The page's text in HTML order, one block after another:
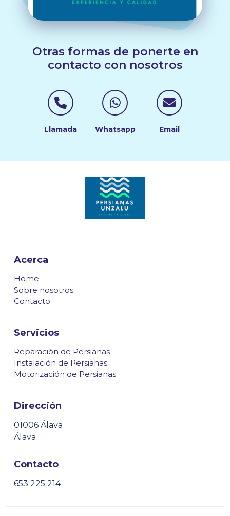
Otras formas de ponerte en
contacto con nosotros
Contactar por
Llamada
Contactar
Whatsapp Email
Acerca
Home
Sobre nosotros
Contacto
Servicios
Reparación de Persianas
Instalación de Persianas
Motorización de Persianas
Dirección
01006 Álava
Álava
Contacto
653 225 214